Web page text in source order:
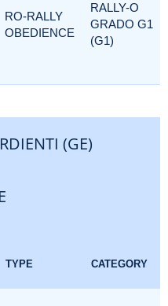
RO-RALLY
OBEDIENCE
RALLY-O
GRADO G1
(G1)
(GE)
TYPE CATEGORY